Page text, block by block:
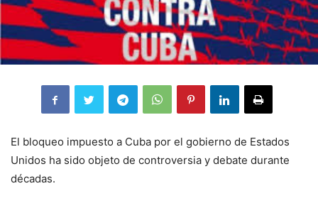
El bloqueo impuesto a Cuba por el gobierno de Estados
Unidos ha sido objeto de controversia y debate durante
décadas.